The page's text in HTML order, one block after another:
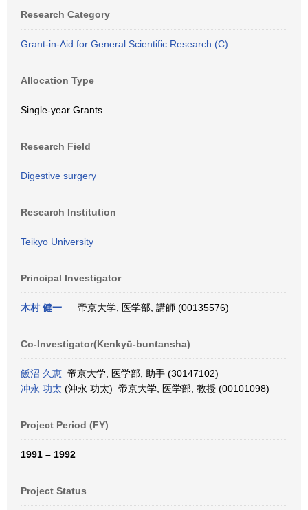
Research Category
Grant-in-Aid for General Scientific Research (C)
Allocation Type
Single-year Grants
Research Field
Digestive surgery
Research Institution
Teikyo University
Principal Investigator
木村 健一 帝京大学, 医学部, 講師 (00135576)
Co-Investigator(Kenkyū-buntansha)
飯沼 久恵 帝京大学, 医学部, 助手 (30147102)
冲永 功太 (沖永 功太) 帝京大学, 医学部, 教授 (00101098)
Project Period (FY)
1991 – 1992
Project Status